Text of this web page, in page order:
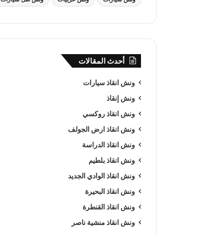
أحدث المقالات
ونش انقاذ سيارات
ونش إنقاذ
ونش انقاذ روكسي
ونش انقاذ ارض الجولف
ونش انقاذ الدراسة
ونش انقاذ بلطيم
ونش انقاذ الوادي الجديد
ونش انقاذ البحيرة
ونش انقاذ القنطرة
ونش انقاذ منشية ناصر